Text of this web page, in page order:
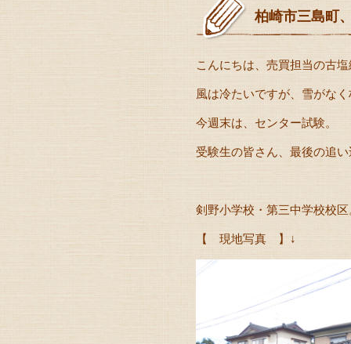
柏崎市三島町
こんにちは、売買担当の古
風は冷たいですが、雪がな
今週末は、センター試験。
受験生の皆さん、最後の
剣野小学校・第三中学校校
【 現地写真 】↓